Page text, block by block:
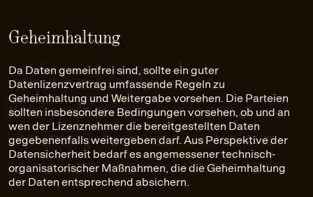
Geheimhaltung
Da Daten gemeinfrei sind, sollte ein guter
Datenlizenzvertrag umfassende Regeln zu
Geheimhaltung und Weitergabe vorsehen. Die Parteien
sollten insbesondere Bedingungen vorsehen, ob und an
wen der Lizenznehmer die bereitgestellten Daten
gegebenenfalls weitergeben darf. Aus Perspektive der
Datensicherheit bedarf es angemessener technisch-
organisatorischer Maßnahmen, die die Geheimhaltung
der Daten entsprechend absichern.